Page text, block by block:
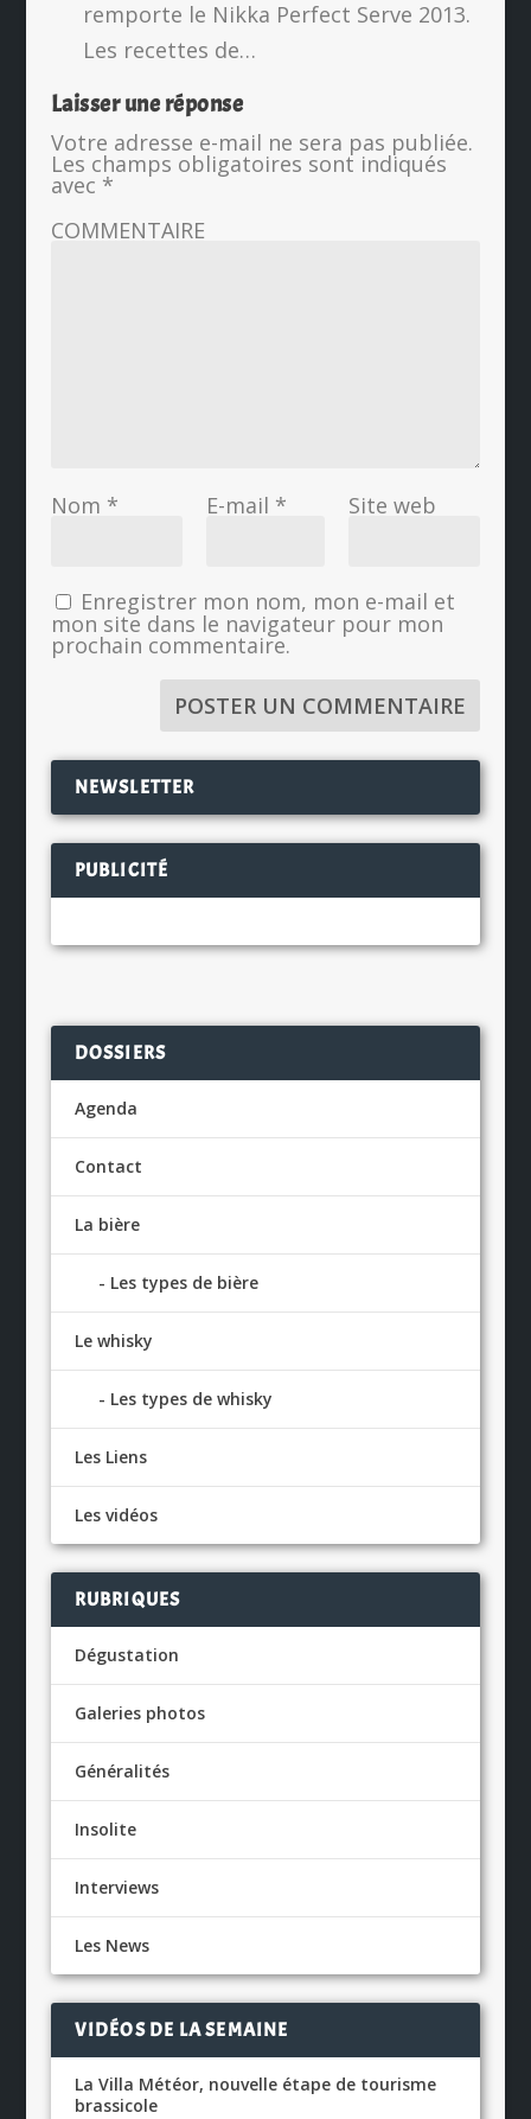
remporte le Nikka Perfect Serve 2013.
Les recettes de…
Laisser une réponse
Votre adresse e-mail ne sera pas publiée.
Les champs obligatoires sont indiqués
avec *
COMMENTAIRE
Nom * E-mail * Site web
Enregistrer mon nom, mon e-mail et
mon site dans le navigateur pour mon
prochain commentaire.
NEWSLETTER
PUBLICITÉ
DOSSIERS
Agenda
Contact
La bière
Les types de bière
Le whisky
Les types de whisky
Les Liens
Les vidéos
RUBRIQUES
Dégustation
Galeries photos
Généralités
Insolite
Interviews
Les News
VIDÉOS DE LA SEMAINE
La Villa Météor, nouvelle étape de tourisme
brassicole